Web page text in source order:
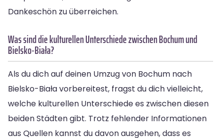
Dankeschön zu überreichen.
Was sind die kulturellen Unterschiede zwischen Bochum und
Bielsko-Biała?
Als du dich auf deinen Umzug von Bochum nach
Bielsko-Biała vorbereitest, fragst du dich vielleicht,
welche kulturellen Unterschiede es zwischen diesen
beiden Städten gibt. Trotz fehlender Informationen
aus Quellen kannst du davon ausgehen, dass es